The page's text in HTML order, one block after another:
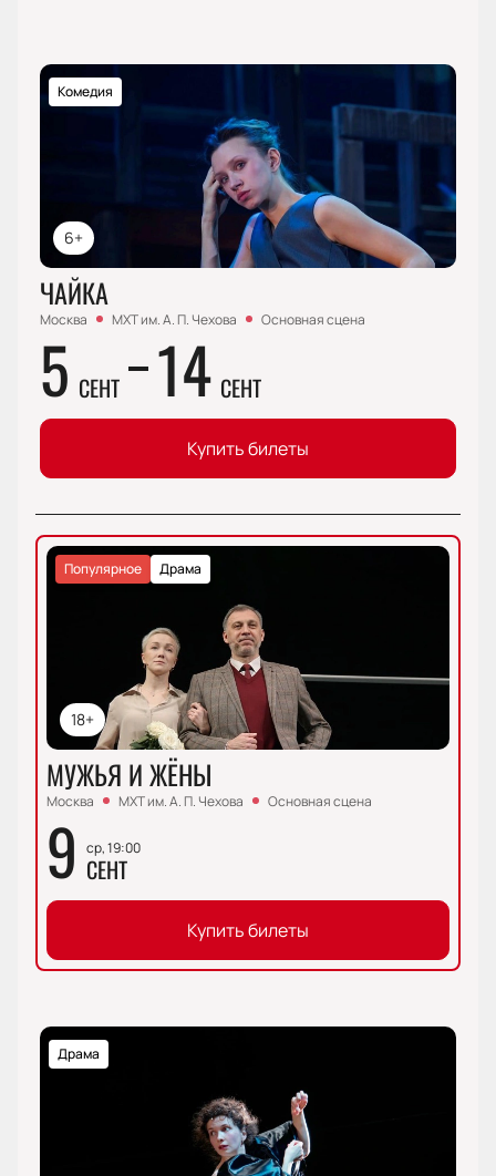
6+
Комедия
ЧАЙКА
Москва МХТ им. А. П. Чехова Основная сцена
5 СЕНТ 14 СЕНТ
Купить билеты
18+
Драма
Популярное
МУЖЬЯ И ЖЁНЫ
Москва МХТ им. А. П. Чехова Основная сцена
9 ср, 19:00
СЕНТ
Купить билеты
Драма